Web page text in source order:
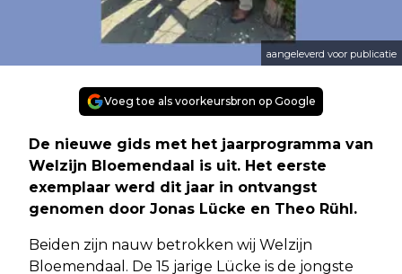
aangeleverd voor publicatie
Voeg toe als voorkeursbron op Google
De nieuwe gids met het jaarprogramma van
Welzijn Bloemendaal is uit. Het eerste
exemplaar werd dit jaar in ontvangst
genomen door Jonas Lücke en Theo Rühl.
Beiden zijn nauw betrokken wij Welzijn
Bloemendaal. De 15 jarige Lücke is de jongste